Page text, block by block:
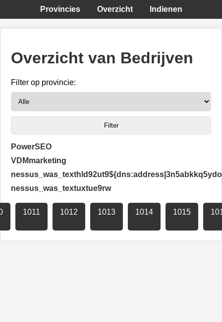
Provincies Overzicht Indienen
Overzicht van Bedrijven
Filter op provincie:
PowerSEO
VDMmarketing
nessus_was_textuxtue9rw
1011 1012 1013 1014 1015